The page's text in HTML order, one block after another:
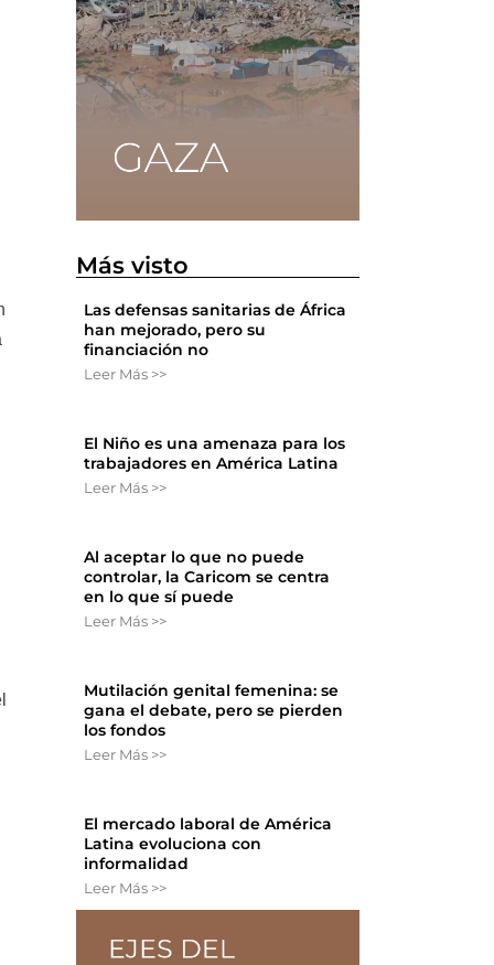
Más visto
Las defensas sanitarias de África
han mejorado, pero su
financiación no
Leer Más >>
El Niño es una amenaza para los
trabajadores en América Latina
Leer Más >>
Al aceptar lo que no puede
controlar, la Caricom se centra
en lo que sí puede
Leer Más >>
Mutilación genital femenina: se
gana el debate, pero se pierden
los fondos
Leer Más >>
El mercado laboral de América
Latina evoluciona con
informalidad
Leer Más >>